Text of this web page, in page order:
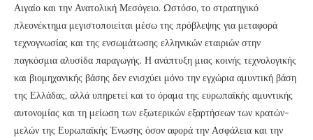
Αιγαίο και την Ανατολική Μεσόγειο. Ωστόσο, το στρατηγικό
πλεονέκτημα μεγιστοποιείται μέσω της πρόβλεψης για μεταφορά
τεχνογνωσίας και της ενσωμάτωσης ελληνικών εταιριών στην
παγκόσμια αλυσίδα παραγωγής. Η ανάπτυξη μιας κοινής τεχνολογικής
και βιομηχανικής βάσης δεν ενισχύει μόνο την εγχώρια αμυντική βάση
της Ελλάδας, αλλά υπηρετεί και το όραμα της ευρωπαϊκής αμυντικής
αυτονομίας και τη μείωση των εξωτερικών εξαρτήσεων των κρατών-
μελών της Ευρωπαϊκής Ένωσης όσον αφορά την Ασφάλεια και την